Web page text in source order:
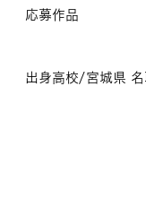
応募作品
出身高校/宮城県 名